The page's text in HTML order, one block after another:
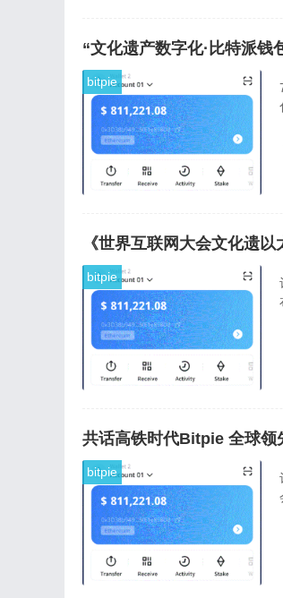
“文化遗产数字化·比特派钱
bitpie
《世界互联网大会文化遗
bitpie
共话高铁时代Bitpie 全球领
bitpie